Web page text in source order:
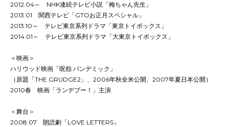
2012.04～ NHK連続テレビ小説「梅ちゃん先生」
2013.01 関西テレビ「GTOお正月スペシャル」
2013.10～ テレビ東京系列ドラマ「東京トイボックス」
2014.01～ テレビ東京系列ドラマ「大東京トイボックス」
＜映画＞
ハリウッド映画「呪怨 パンデミック」
（原題「THE GRUDGE2」、2006年秋全米公開、2007年夏日本公開）
2010春 映画「ランデブー！」主演
＜舞台＞
2008.07 朗読劇「LOVE LETTERS」